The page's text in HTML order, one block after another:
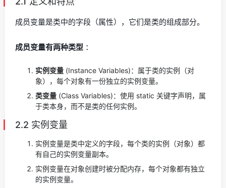
成员变量是类中的字段（属性），它们是类的组成部分。
成员变量有两种类型 ：
实例变量 (Instance Variables)：属于类的实例（对
象），每个对象有一份独立的实例变量。
类变量 (Class Variables)：使用 static 关键字声明，属
于类本身，而不是类的任何实例。
2.2 实例变量
实例变量是类中定义的字段，每个类的实例（对象）都
有自己的实例变量副本。
实例变量在对象创建时被分配内存，每个对象都有独立
的实例变量。